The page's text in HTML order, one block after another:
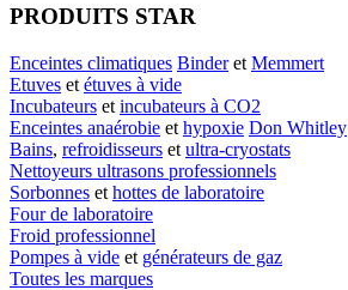
PRODUITS STAR
Enceintes climatiques Binderet Memmert
Etuves et étuves à vide
Incubateurs et incubateurs à CO2
Enceintes anaérobie et hypoxie Don Whitley
Bains, refroidisseurs et ultra-cryostats
Nettoyeurs ultrasons professionnels
Sorbonnes et hottes de laboratoire
Four de laboratoire
Froid professionnel
Pompes à vide et générateurs de gaz
Toutes les marques